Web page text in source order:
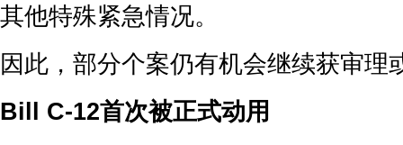
其他特殊紧急情况。
因此，部分个案仍有机会继续获审理
Bill C-12首次被正式动用